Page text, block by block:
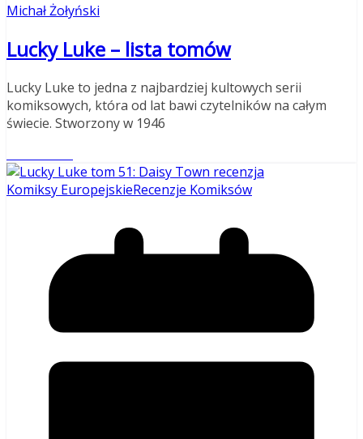
Michał Żołyński
Lucky Luke – lista tomów
Lucky Luke to jedna z najbardziej kultowych serii
komiksowych, która od lat bawi czytelników na całym
świecie. Stworzony w 1946
Komiksy EuropejskieRecenzje Komiksów